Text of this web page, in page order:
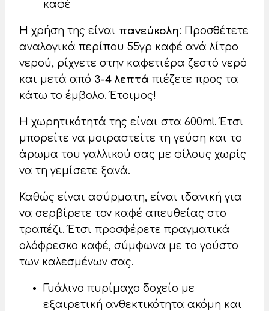
καφέ
Η χρήση της είναι πανεύκολη: Προσθέτετε
αναλογικά περίπου 55γρ καφέ ανά λίτρο
νερού, ρίχνετε στην καφετιέρα ζεστό νερό
και μετά από 3-4 λεπτά πιέζετε προς τα
κάτω το έμβολο. Έτοιμος!
Η χωρητικότητά της είναι στα 600ml. Έτσι
μπορείτε να μοιραστείτε τη γεύση και το
άρωμα του γαλλικού σας με φίλους χωρίς
να τη γεμίσετε ξανά.
Καθώς είναι ασύρματη, είναι ιδανική για
να σερβίρετε τον καφέ απευθείας στο
τραπέζι. Έτσι προσφέρετε πραγματικά
ολόφρεσκο καφέ, σύμφωνα με το γούστο
των καλεσμένων σας.
Γυάλινο πυρίμαχο δοχείο με
εξαιρετική ανθεκτικότητα ακόμη και